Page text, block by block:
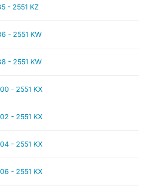
- 2551 KZ
- 2551 KW
- 2551 KW
- 2551 KX
- 2551 KX
- 2551 KX
- 2551 KX